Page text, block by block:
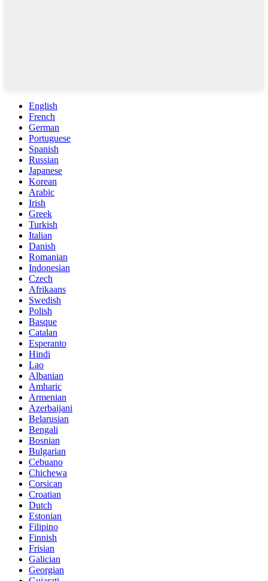
English
French
German
Portuguese
Spanish
Russian
Japanese
Korean
Arabic
Irish
Greek
Turkish
Italian
Danish
Romanian
Indonesian
Czech
Afrikaans
Swedish
Polish
Basque
Catalan
Esperanto
Hindi
Lao
Albanian
Amharic
Armenian
Azerbaijani
Belarusian
Bengali
Bosnian
Bulgarian
Cebuano
Chichewa
Corsican
Croatian
Dutch
Estonian
Filipino
Finnish
Frisian
Galician
Georgian